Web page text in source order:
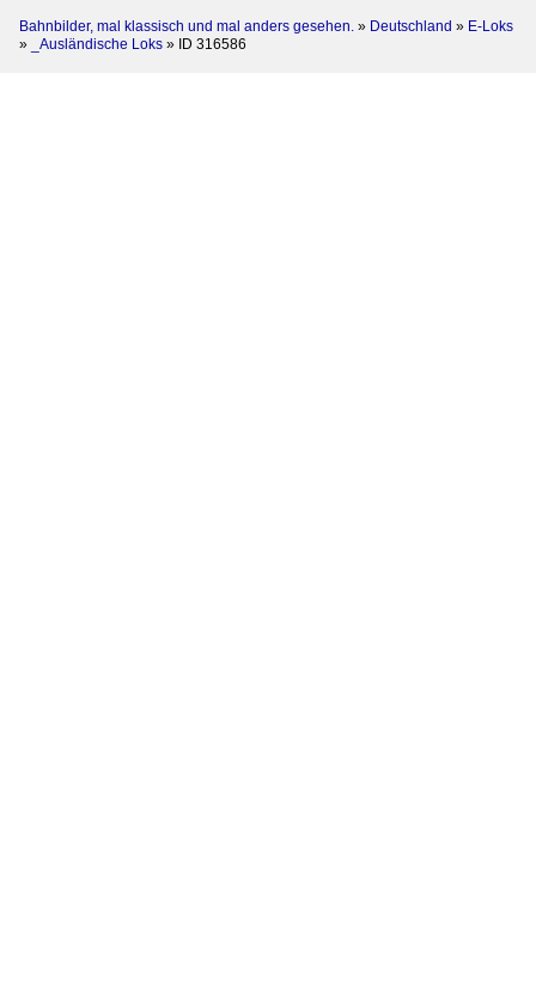
Bahnbilder, mal klassisch und mal anders gesehen. » Deutschland » E-Loks
»
_Ausländische Loks » ID 316586